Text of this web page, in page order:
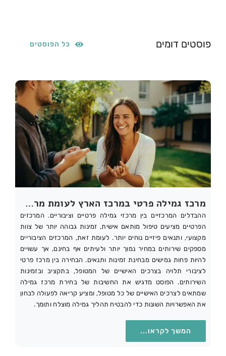
פוסטים דומים כל הפוסטים
מרכז גמילה פרטי במרכז הארץ לעומת מרכז ציבורי: מה ההבדלים?
ההבדלים המרכזיים בין מרכזי גמילה פרטיים וציבוריים. המרכזים
הפרטיים מציעים טיפול מותאם אישית, זמינות גבוהה יותר של צוות
מקצועי, ותנאים פיזיים נוחים יותר. לעומת זאת, המרכזים הציבוריים
מספקים שירותים במחיר נמוך יותר ולעיתים אף בחינם, אך עשויים
להיות פחות גמישים מבחינת זמינות ותנאים. הבחירה בין מרכז פרטי
לציבורי תלויה בצרכים האישיים של המטופל, בתקציב ובזמינות
השירותים. הפוסט מדגיש את החשיבות של בחירת מרכז גמילה
שמתאים לצרכים האישיים של כל מטופל, ומציע קריאה לפעולה לבחון
את האפשרויות השונות כדי להבטיח תהליך גמילה מוצלח ותומך.
המשך לקראו...